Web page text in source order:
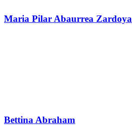
Maria Pilar Abaurrea Zardoya
Bettina Abraham